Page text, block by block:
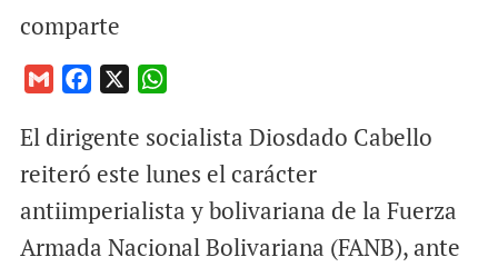
comparte
a
i
c
e
o
o
a
t
A
p
El dirigente socialista Diosdado Cabello
reiteró este lunes el carácter
antiimperialista y bolivariana de la Fuerza
Armada Nacional Bolivariana (FANB), ante